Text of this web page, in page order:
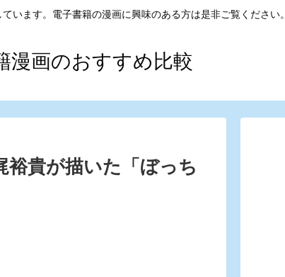
います。電子書籍の漫画に興味のある方は是非ご覧ください。
漫画のおすすめ比較
裕貴が描いた「ぼっち